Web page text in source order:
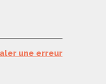
une erreur